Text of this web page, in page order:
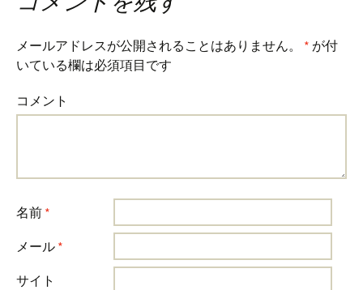
メールアドレスが公開されることはありません。 * が付
いている欄は必須項目です
コメント
名前 *
メール *
サイト